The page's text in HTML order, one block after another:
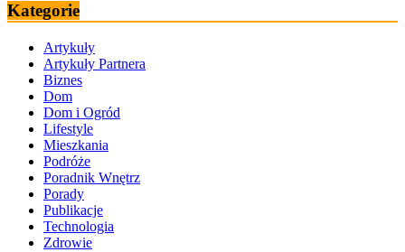
Kategorie
Artykuły
Artykuły Partnera
Biznes
Dom
Dom i Ogród
Lifestyle
Mieszkania
Podróże
Poradnik Wnętrz
Porady
Publikacje
Technologia
Zdrowie